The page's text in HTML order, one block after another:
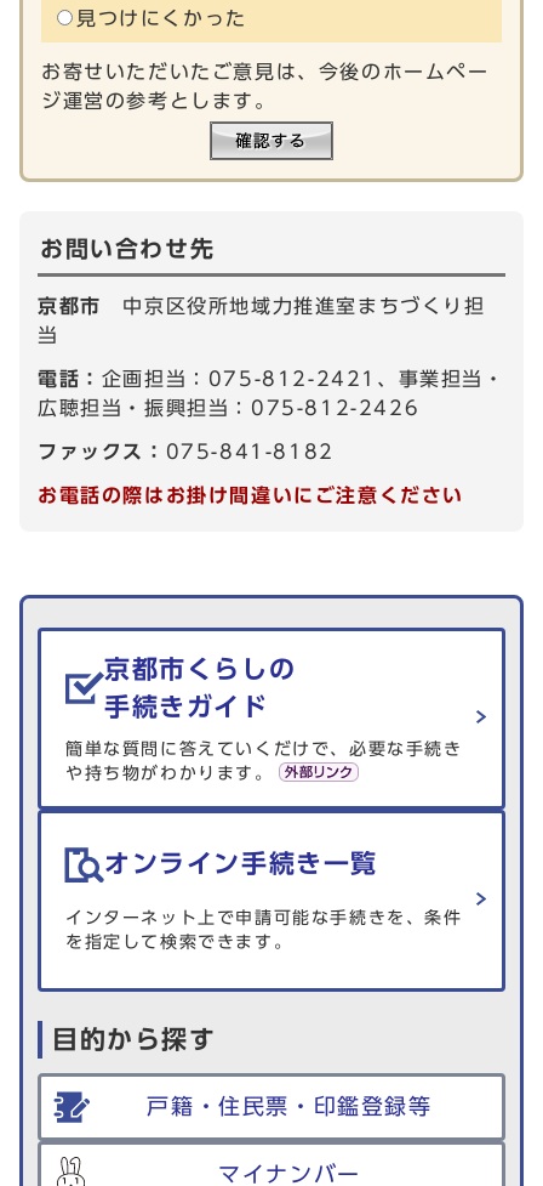
見つけにくかった
お寄せいただいたご意見は、今後のホームペー
ジ運営の参考とします。
お問い合わせ先
京都市 中京区役所地域力推進室まちづくり担
当
電話： 企画担当：075-812-2421、事業担当・
広聴担当・振興担当：075-812-2426
ファックス： 075-841-8182
お電話の際はお掛け間違いにご注意ください
生活情報を探す
京都市くらしの
手続きガイド
簡単な質問に答えていくだけで、必要な手続き
や持ち物がわかります。
オンライン手続き一覧
インターネット上で申請可能な手続きを、条件
を指定して検索できます。
目的から探す
戸籍・住民票・印鑑登録等
マイナンバー